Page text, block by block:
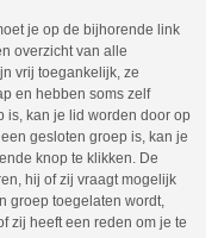
je op de bijhorende link
overzicht van alle
vrij toegankelijk, ze
en hebben soms zelf
is, kan je lid worden door op
gesloten groep is, kan je
knop te klikken. De
hij of zij vraagt mogelijk
groep toegelaten wordt,
zij heeft een reden om je te